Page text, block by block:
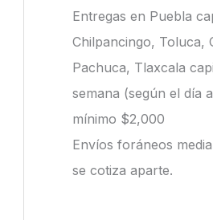
Entregas en Puebla
Chilpancingo, Toluca,
Pachuca, Tlaxcala
semana (según el día
mínimo $2,000
Envíos foráneos
se cotiza aparte.